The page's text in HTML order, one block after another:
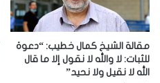
مقالة الشيخ كمال خطيب: “دعوة
للثبات: لا والله لا نقول إلا ما قال
الله لا نقيل ولا نحيد”